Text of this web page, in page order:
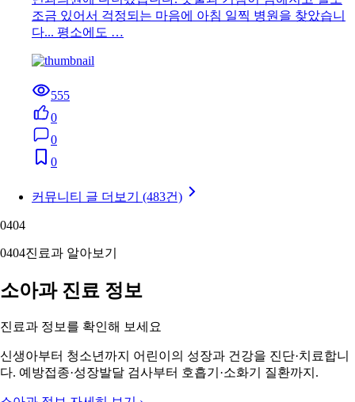
조금 있어서 걱정되는 마음에 아침 일찍 병원을 찾았습니
다... 평소에도 …
555
0
0
0
커뮤니티 글 더보기 (483건)
0404
0404진료과 알아보기
소아과 진료 정보
진료과 정보를 확인해 보세요
신생아부터 청소년까지 어린이의 성장과 건강을 진단·치료합니
다. 예방접종·성장발달 검사부터 호흡기·소화기 질환까지.